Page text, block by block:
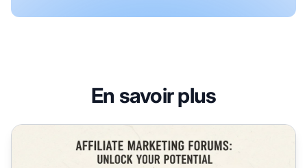
En savoir plus
Pourquoi rejoindre des forums de marketing d'affiliation